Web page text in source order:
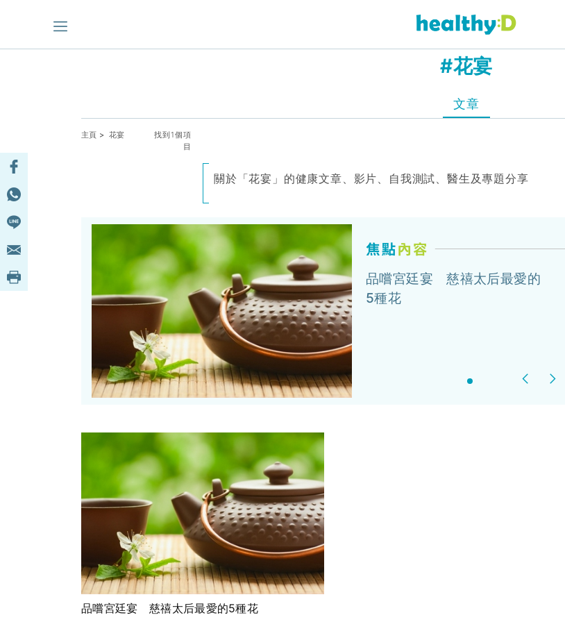
#花宴
文章
主頁 > 花宴
找到1個項
目
關於「花宴」的健康文章、影片、自我測試、醫生及專題分享
品嚐宮廷宴 慈禧太后最愛的
5種花
Previous
品嚐宮廷宴 慈禧太后最愛的5種花